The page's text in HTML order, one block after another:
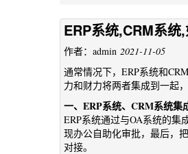
ERP系统,CRM系统,
作者：admin 2021-11-05
通常情况下，ERP系统和
力和财力将两者集成到一起
一、ERP系统、CRM系统集
ERP系统通过与OA系统的集
现办公自助化审批，最后，
对接。